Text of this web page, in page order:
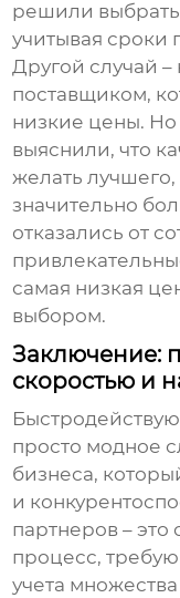
решили
учитывая сроки
Другой случай –
поставщиком,
низкие цены.
выяснили, что
желать лучшего,
значительно
отказались от
самая низкая
выбором.
Заключение:
скоростью и
просто модное
бизнеса,
и
партнеров –
процесс,
учета